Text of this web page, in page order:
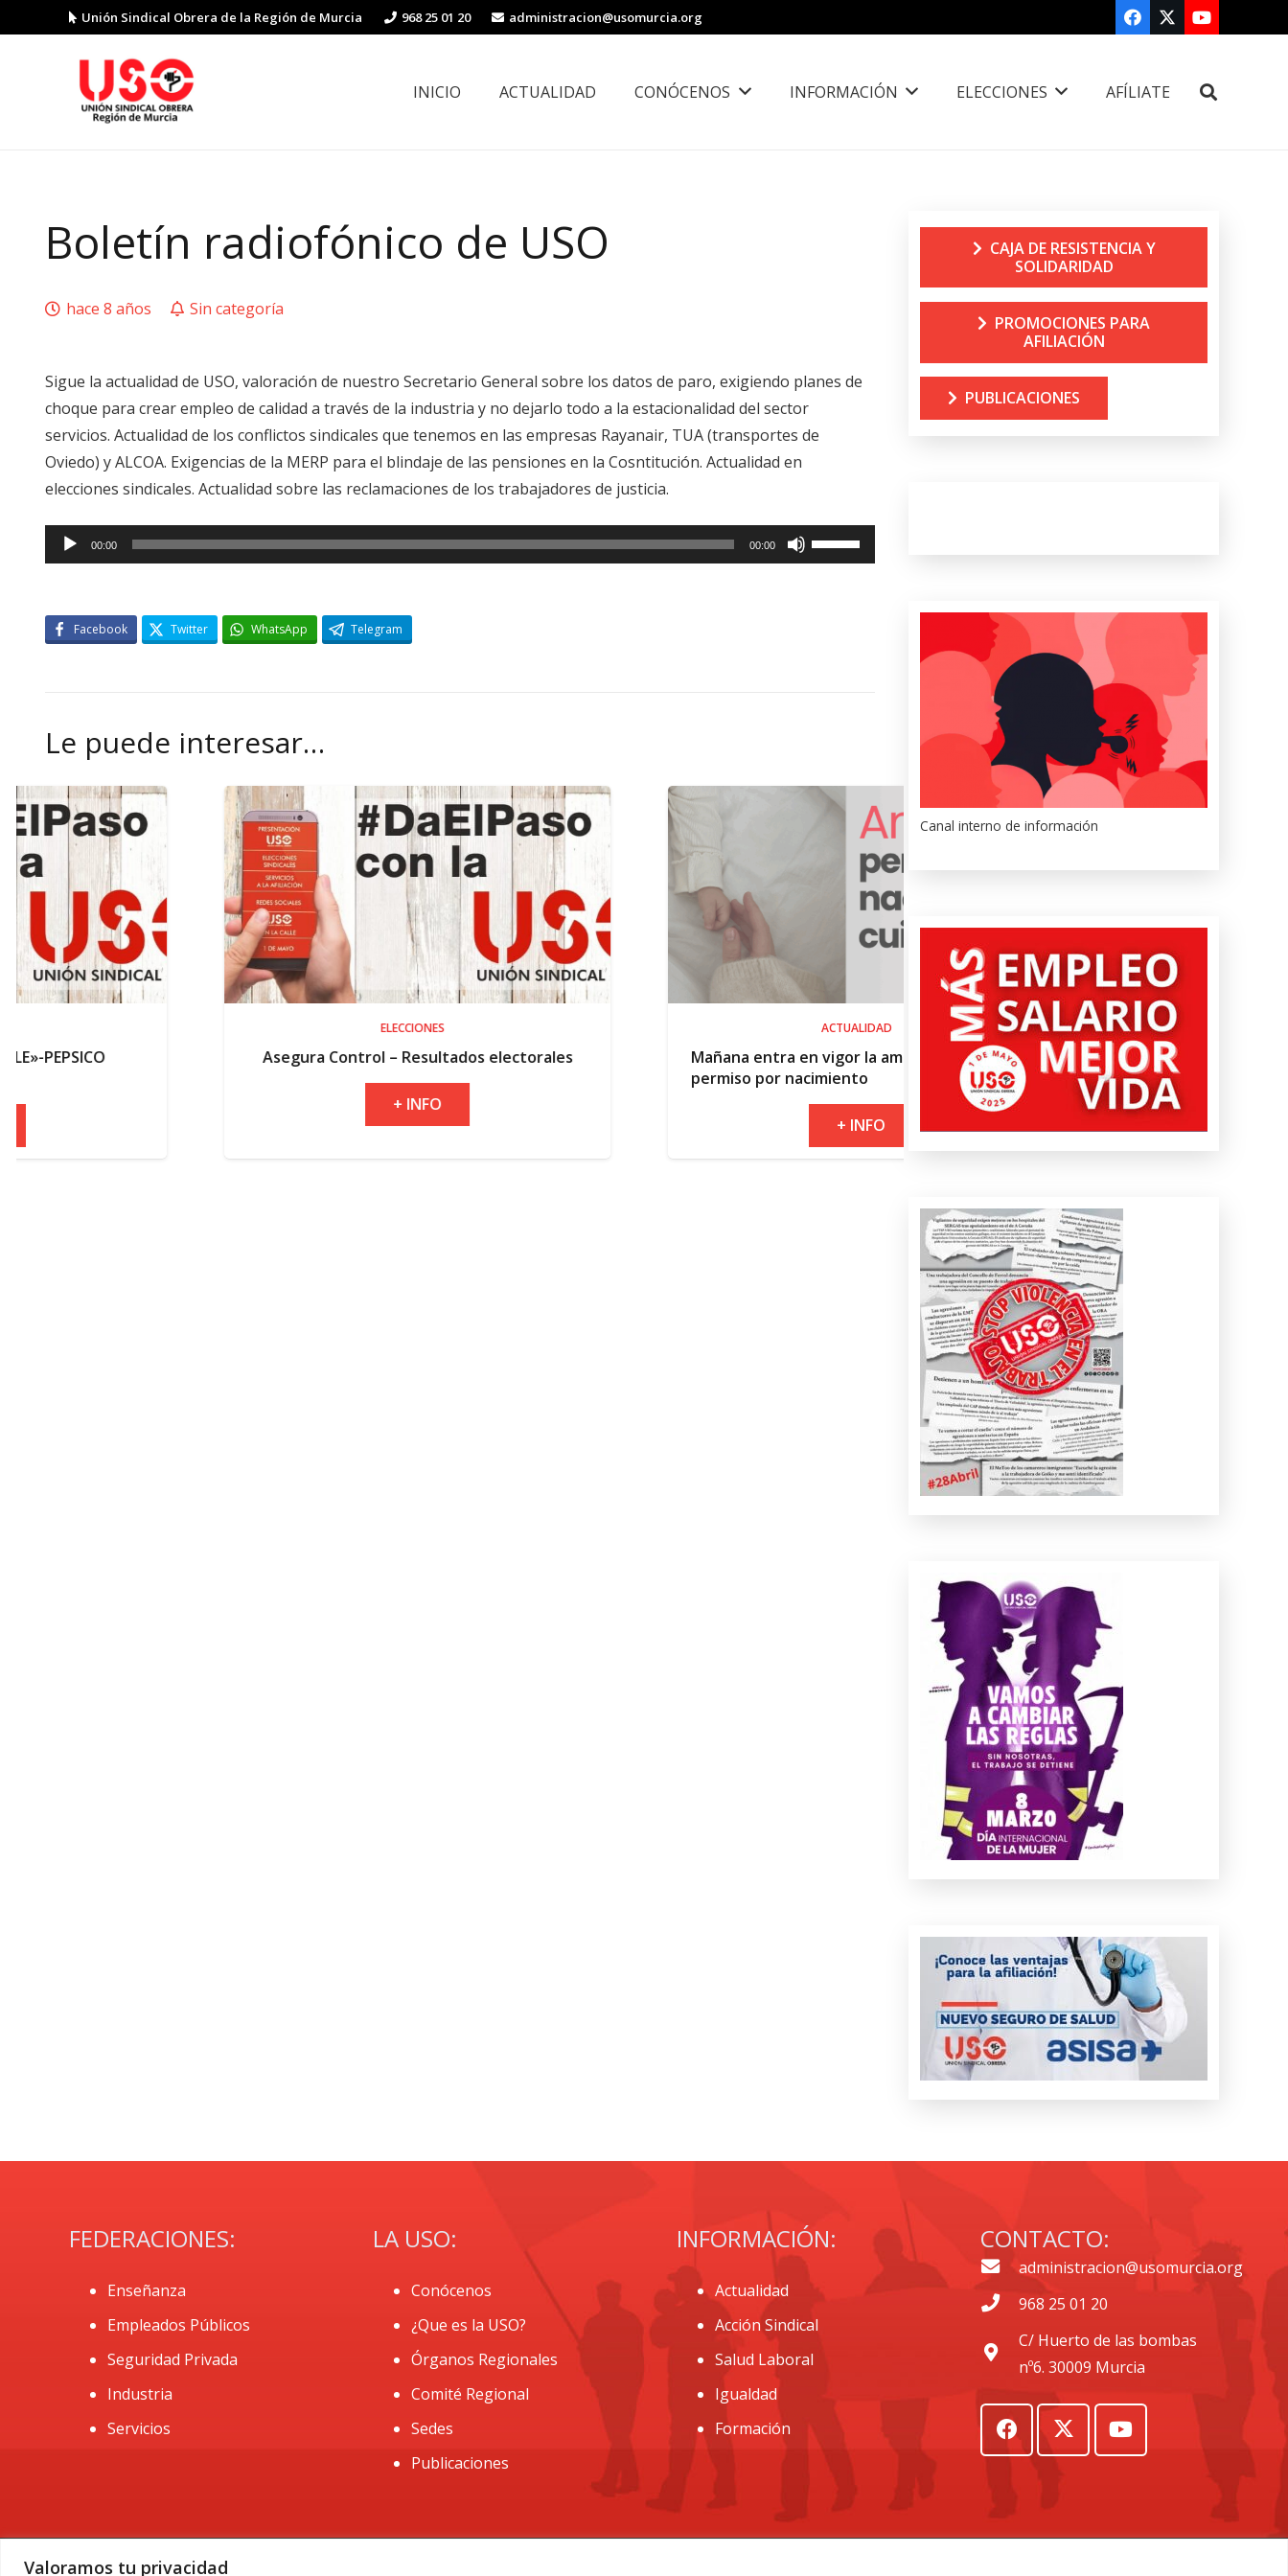
Valoramos tu privacidad
Unión Sindical Obrera de la Región de Murcia 968 25 01 20 administracion@usomurcia.org
INICIO ACTUALIDAD CONÓCENOS INFORMACIÓN ELECCIONES AFÍLIATE
Boletín radiofónico de USO
hace 8 años Sin categoría
Sigue la actualidad de USO, valoración de nuestro Secretario General sobre los datos de paro, exigiendo planes de
choque para crear empleo de calidad a través de la industria y no dejarlo todo a la estacionalidad del sector
servicios. Actualidad de los conflictos sindicales que tenemos en las empresas Rayanair, TUA (transportes de
Oviedo) y ALCOA. Exigencias de la MERP para el blindaje de las pensiones en la Cosntitución. Actualidad en
elecciones sindicales. Actualidad sobre las reclamaciones de los trabajadores de justicia.
Reproductor
de
00:00 00:00
Utiliza
las
volumen.
Facebook Twitter WhatsApp Telegram
Le puede interesar…
Asegura Control – Resultados electorales
Mañana entra en vigor la ampliación del
permiso por nacimiento
SALUD LABORAL
Procedimiento práctico ante alerta
roja por calor
CAJA DE RESISTENCIA Y
SOLIDARIDAD
PROMOCIONES PARA
AFILIACIÓN
PUBLICACIONES
Canal interno de información
FEDERACIONES:
Enseñanza
Empleados Públicos
Seguridad Privada
Industria
Servicios
LA USO:
Conócenos
¿Que es la USO?
Órganos Regionales
Comité Regional
Sedes
Publicaciones
INFORMACIÓN:
Actualidad
Acción Sindical
Salud Laboral
Igualdad
Formación
CONTACTO:
administracion@usomurcia.org
968 25 01 20
C/ Huerto de las bombas
nº6. 30009 Murcia